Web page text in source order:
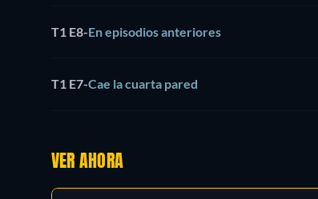
T1 E8-En episodios anteriores
T1 E7-Cae la cuarta pared
VER AHORA